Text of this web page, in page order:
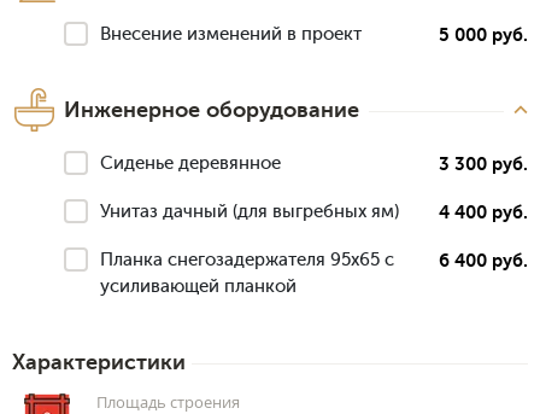
Внесение изменений в проект 5 000 руб.
Инженерное оборудование
Сиденье деревянное 3 300 руб.
Унитаз дачный (для выгребных ям) 4 400 руб.
Планка снегозадержателя 95х65 с
усиливающей планкой
6 400 руб.
Характеристики
Площадь строения